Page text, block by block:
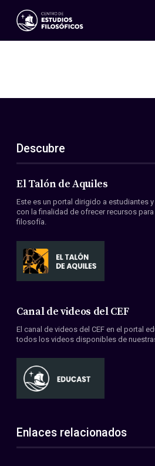
Eventos
ES
EN
Acerca de nosotros
Miembros
Convenios
Descubre
El Talón de Aquiles
Este es un portal dirigido a estudiantes
con la finalidad de ofrecer recursos para
filosofía.
Canal de videos del CEF
El canal de videos del CEF en el portal
todos los videos disponibles de
Enlaces relacionados